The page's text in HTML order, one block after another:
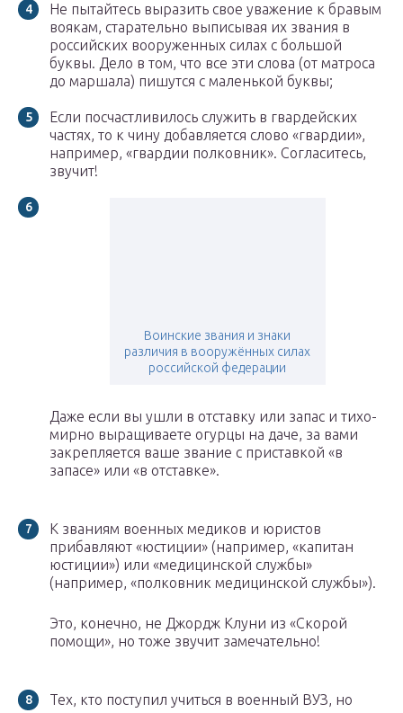
Не пытайтесь выразить свое уважение к бравым
воякам, старательно выписывая их звания в
российских вооруженных силах с большой
буквы. Дело в том, что все эти слова (от матроса
до маршала) пишутся с маленькой буквы;
Если посчастливилось служить в гвардейских
частях, то к чину добавляется слово «гвардии»,
например, «гвардии полковник». Согласитесь,
звучит!
Воинские звания и знаки
различия в вооружённых силах
российской федерации
Даже если вы ушли в отставку или запас и тихо-
мирно выращиваете огурцы на даче, за вами
закрепляется ваше звание с приставкой «в
запасе» или «в отставке».
К званиям военных медиков и юристов
прибавляют «юстиции» (например, «капитан
юстиции») или «медицинской службы»
(например, «полковник медицинской службы»).
Это, конечно, не Джордж Клуни из «Скорой
помощи», но тоже звучит замечательно!
Тех, кто поступил учиться в военный ВУЗ, но